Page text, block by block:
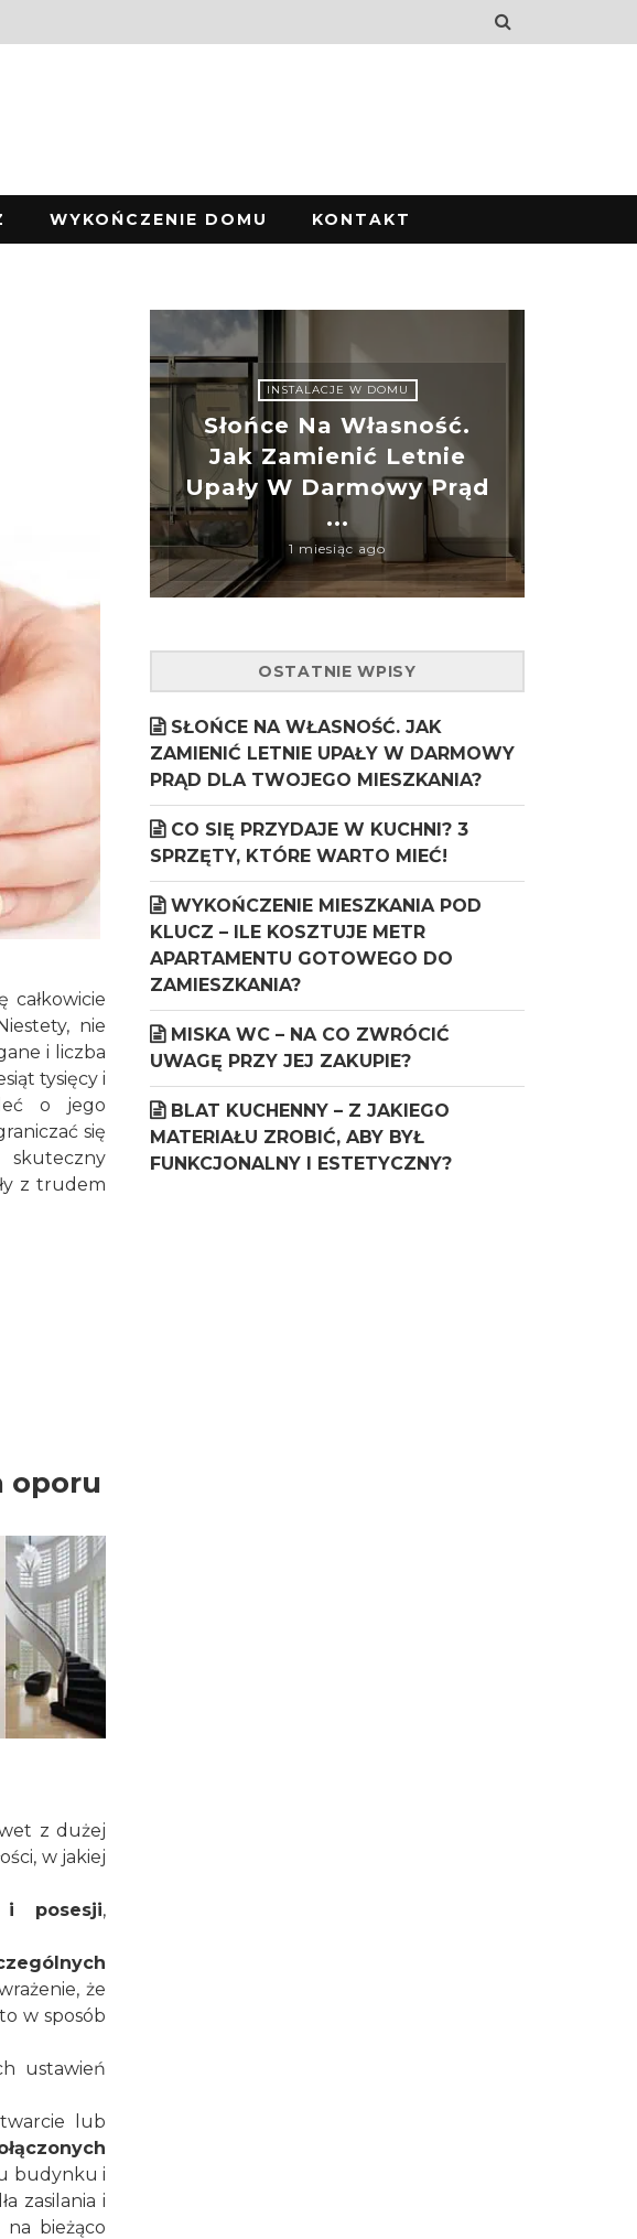
WYKOŃCZENIE DOMU KONTAKT
nie
i liczba
tysięcy i
o jego
się
z trudem
oporu
z dużej
w jakiej
i posesji,
że
w sposób
ustawień
lub
budynku i
zasilania i
bieżąco
INSTALACJE W DOMU
Słońce Na Własność.
Jak Zamienić Letnie
Upały W Darmowy Prąd
...
1 miesiąc ago
OSTATNIE WPISY
SŁOŃCE NA WŁASNOŚĆ. JAK
ZAMIENIĆ LETNIE UPAŁY W DARMOWY
PRĄD DLA TWOJEGO MIESZKANIA?
CO SIĘ PRZYDAJE W KUCHNI? 3
SPRZĘTY, KTÓRE WARTO MIEĆ!
WYKOŃCZENIE MIESZKANIA POD
KLUCZ – ILE KOSZTUJE METR
APARTAMENTU GOTOWEGO DO
ZAMIESZKANIA?
MISKA WC – NA CO ZWRÓCIĆ
UWAGĘ PRZY JEJ ZAKUPIE?
BLAT KUCHENNY – Z JAKIEGO
MATERIAŁU ZROBIĆ, ABY BYŁ
FUNKCJONALNY I ESTETYCZNY?